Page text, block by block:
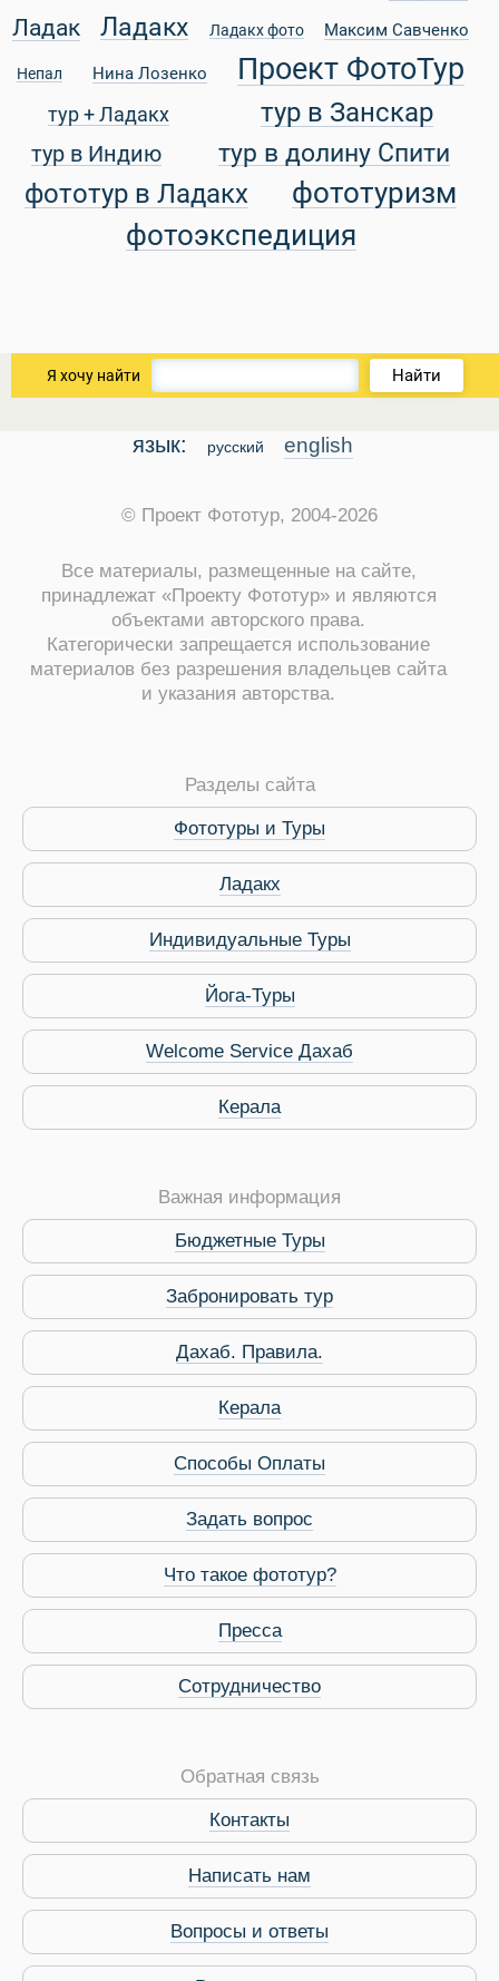
Туры
Ладак
Ладакх Ладакх фото Максим Савченко
Непал Нина Лозенко Проект ФотоТур
тур + Ладакх тур в Занскар
тур в Индию тур в долину Спити
фототур в Ладакх
фототуризм
фотоэкспедиция
Я хочу найти Найти
язык: русский english
© Проект Фототур, 2004-2026
Все материалы, размещенные на сайте,
принадлежат «Проекту Фототур» и являются
объектами авторского права.
Категорически запрещается использование
материалов без разрешения владельцев сайта
и указания авторства.
Разделы сайта
Фототуры и Туры
Ладакх
Индивидуальные Туры
Йога-Туры
Welcome Service Дахаб
Керала
Важная информация
Бюджетные Туры
Забронировать тур
Дахаб. Правила.
Керала
Способы Оплаты
Задать вопрос
Что такое фототур?
Пресса
Сотрудничество
Обратная связь
Контакты
Написать нам
Вопросы и ответы